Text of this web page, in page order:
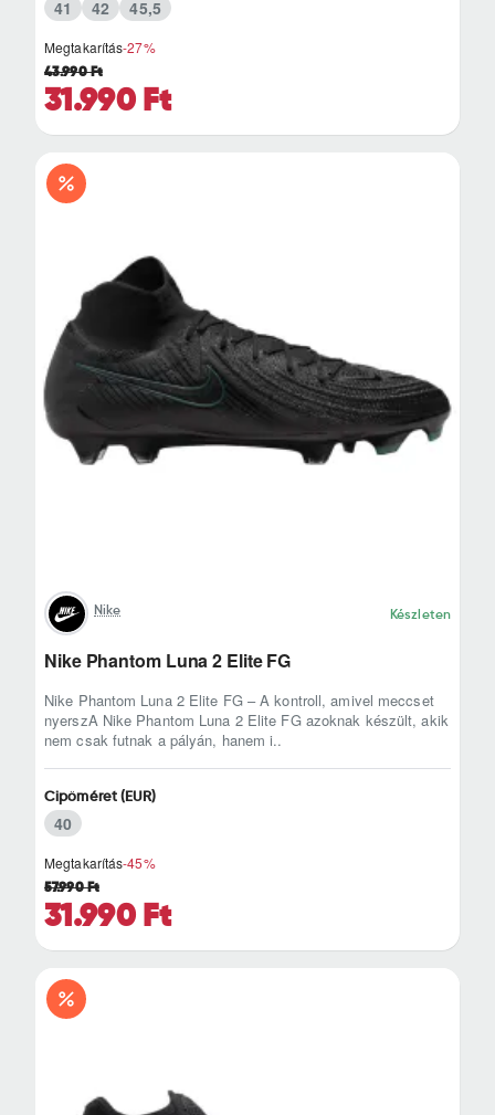
Megtakarítás-27%
31.990 Ft
43.990 Ft
41 42 45,5
Nike Készleten
Nike Phantom Luna 2 Elite FG
Nike Phantom Luna 2 Elite FG – A kontroll, amivel meccset
nyerszA Nike Phantom Luna 2 Elite FG azoknak készült, akik
nem csak futnak a pályán, hanem i..
Megtakarítás-45%
31.990 Ft
57.990 Ft
Cipőméret (EUR)
40